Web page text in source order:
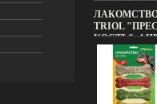
TRIOL
КОСТЬ", 4
ДИЗАЙНЕ
812K.